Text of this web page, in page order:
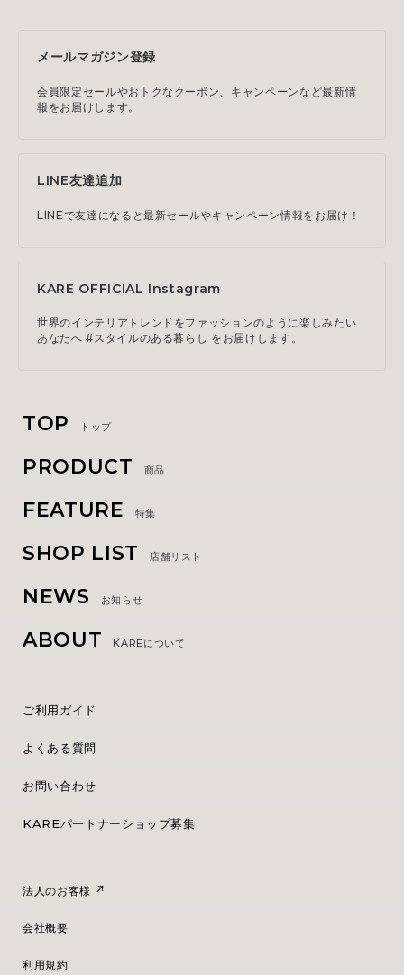
メールマガジン登録
会員限定セールやおトクなクーポン、キャンペーンなど最新情
報をお届けします。
LINE友達追加
LINEで友達になると最新セールやキャンペーン情報をお届け！
KARE OFFICIAL Instagram
世界のインテリアトレンドをファッションのように楽しみたい
あなたへ #スタイルのある暮らし をお届けします。
TOP トップ
PRODUCT 商品
FEATURE 特集
SHOP LIST 店舗リスト
NEWS お知らせ
ABOUT KAREについて
ご利用ガイド
よくある質問
お問い合わせ
KAREパートナーショップ募集
法人のお客様
会社概要
利用規約